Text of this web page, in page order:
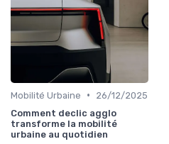
Mobilité Urbaine •
26/12/2025
Comment declic agglo
transforme la mobilité
urbaine au quotidien